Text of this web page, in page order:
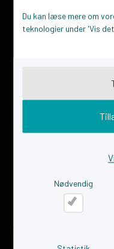
Du kan læse mere om
teknologier under 'Vis
Nødvendig
Nyttige links
Links for iværksættere​
GDPR og
Cookiepolitik
Tilgængelighedserklæring